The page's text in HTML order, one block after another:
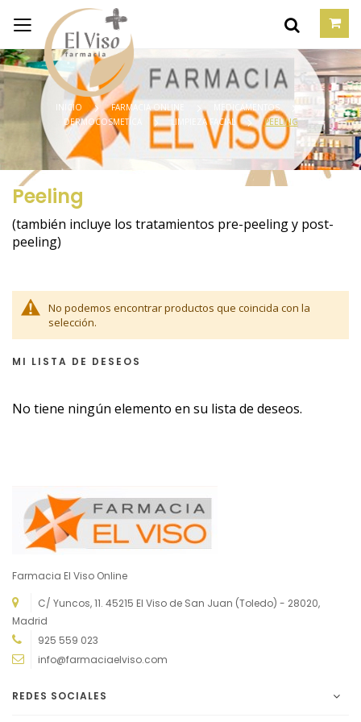
INICIO FARMACIA ONLINE
MEDICAMENTOS
DERMOCOSMETÍCA
LIMPIEZA FACIAL PEELING
Peeling
(también incluye los tratamientos pre-peeling y post-
peeling)
No podemos encontrar productos que coincida con la
selección.
MI LISTA DE DESEOS
No tiene ningún elemento en su lista de deseos.
Farmacia El Viso Online
C/ Yuncos, 11. 45215 El Viso de San Juan (Toledo) - 28020,
Madrid
925 559 023
info@farmaciaelviso.com
REDES SOCIALES